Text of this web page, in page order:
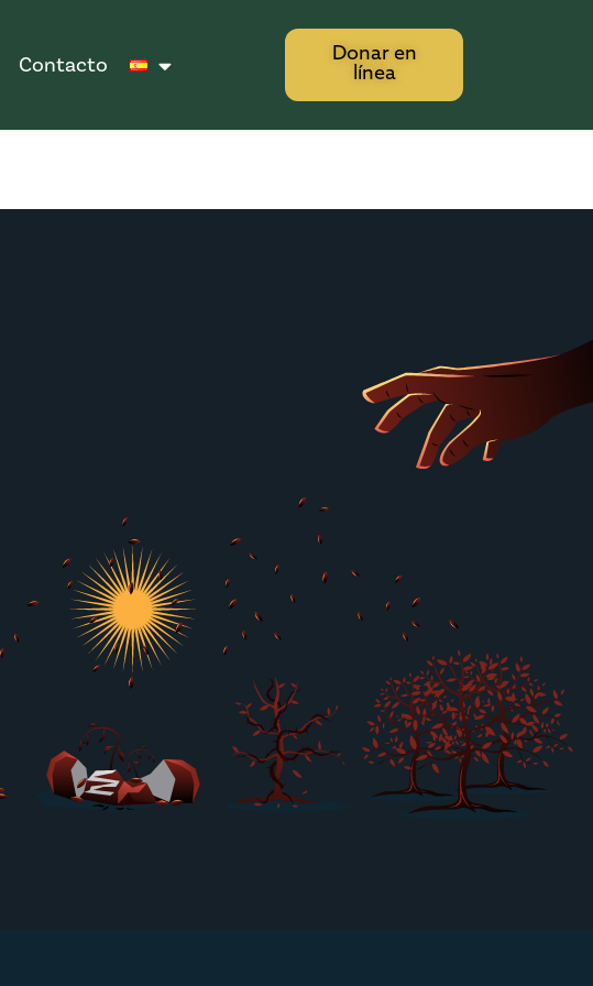
Contacto
Donar en
línea